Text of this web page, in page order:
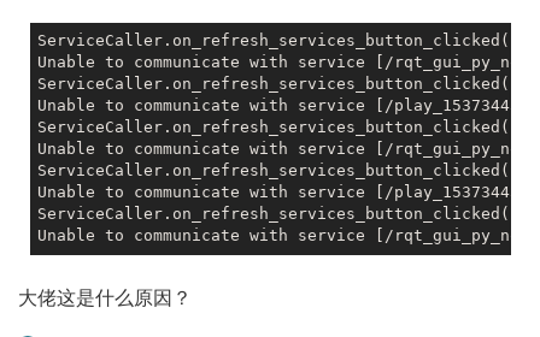
Unable to communicate with service [/
Unable to communicate with service [/
Unable to communicate with service [/
Unable to communicate with service [/
Unable to communicate with service [/
大佬这是什么原因？